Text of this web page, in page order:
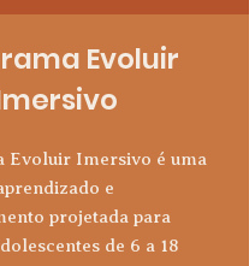
Evoluir
Evoluir Imersivo é uma
e
projetada para
de 6 a 18